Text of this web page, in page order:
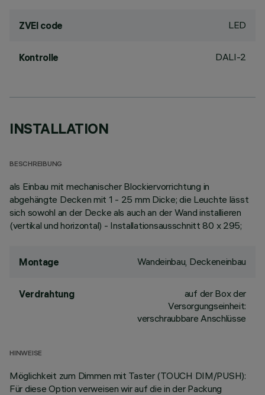
ZVEI code LED
Kontrolle DALI-2
INSTALLATION
BESCHREIBUNG
als Einbau mit mechanischer Blockiervorrichtung in
abgehängte Decken mit 1 - 25 mm Dicke; die Leuchte lässt
sich sowohl an der Decke als auch an der Wand installieren
(vertikal und horizontal) - Installationsausschnitt 80 x 295;
Montage Wandeinbau, Deckeneinbau
Verdrahtung
auf der Box der
Versorgungseinheit:
verschraubbare Anschlüsse
HINWEISE
Möglichkeit zum Dimmen mit Taster (TOUCH DIM/PUSH):
Für diese Option verweisen wir auf die in der Packung